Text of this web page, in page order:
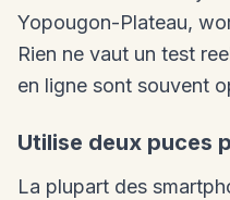
Yopougon-Plateau,
Rien ne vaut un test
en ligne sont souvent
Utilise deux puces
La plupart des